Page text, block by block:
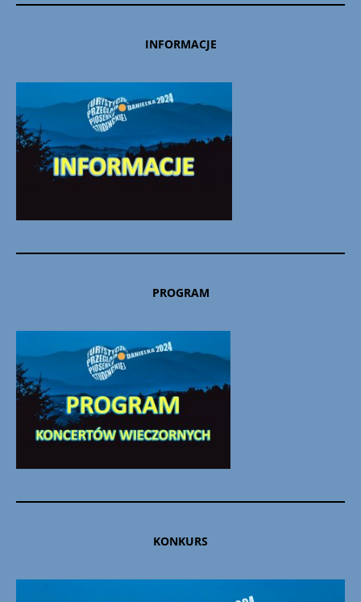
INFORMACJE
PROGRAM
KONKURS